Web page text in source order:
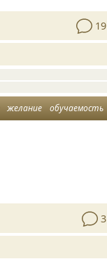
19
желание обучаемость
3